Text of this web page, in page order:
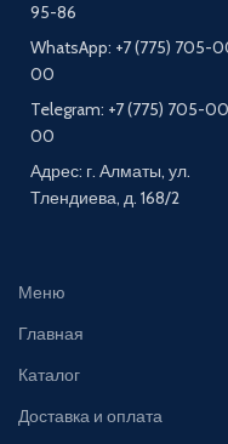
95-86
WhatsApp: +7 (775) 705-
00
Telegram: +7 (775) 705-
00
Адрес: г. Алматы, ул.
Тлендиева, д. 168/2
Меню
Главная
Каталог
Доставка и оплата